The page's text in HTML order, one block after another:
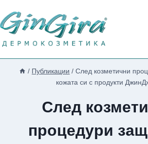
съдържанието
/ Публикации / След козметични
кожата си с продукти
След
процедури